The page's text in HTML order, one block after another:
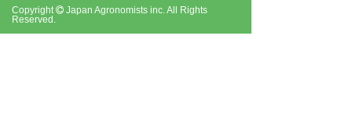
Copyright
Japan Agronomists inc. All Rights
Reserved.